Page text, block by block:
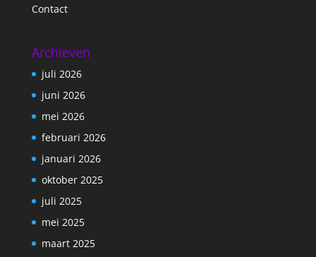
Contact
Archieven
juli 2026
juni 2026
mei 2026
februari 2026
januari 2026
oktober 2025
juli 2025
mei 2025
maart 2025